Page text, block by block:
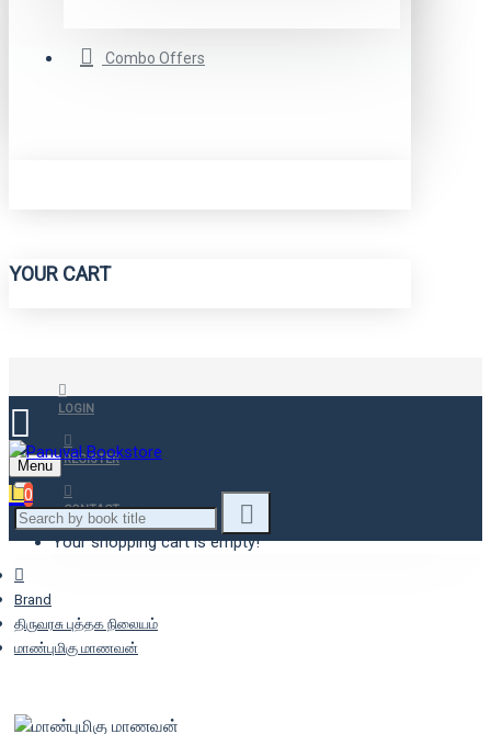
Combo Offers
YOUR CART
LOGIN
REGISTER
CONTACT
Menu
0
Your shopping cart is empty!
Brand
திருவரசு புத்தக நிலையம்
மாண்புமிகு மாணவன்